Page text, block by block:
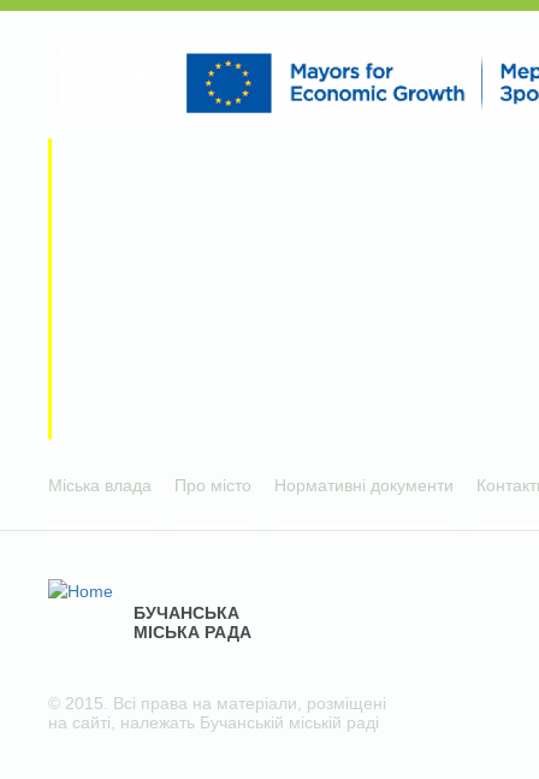
Міська влада Про місто Нормативні документи
БУЧАНСЬКА
МІСЬКА РАДА
© 2015. Всі права на матеріали, розміщені
на сайті, належать Бучанській міській раді